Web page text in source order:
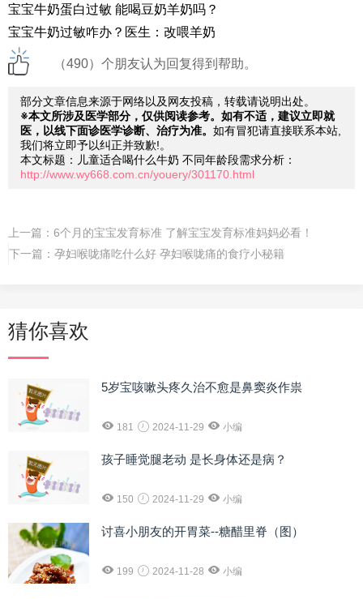
宝宝牛奶蛋白过敏 能喝豆奶羊奶吗？
宝宝牛奶过敏咋办？医生：改喂羊奶
（490）个朋友认为回复得到帮助。
部分文章信息来源于网络以及网友投稿，转载请说明出处。
※本文所涉及医学部分，仅供阅读参考。如有不适，建议立即就
医，以线下面诊医学诊断、治疗为准。 如有冒犯请直接联系本站,
我们将立即予以纠正并致歉!。
本文标题：儿童适合喝什么牛奶 不同年龄段需求分析：
http://www.wy668.com.cn/youery/301170.html
上一篇： 6个月的宝宝发育标准 了解宝宝发育标准妈妈必看！
下一篇： 孕妇喉咙痛吃什么好 孕妇喉咙痛的食疗小秘籍
猜你喜欢
5岁宝咳嗽头疼久治不愈是鼻窦炎作祟
181 2024-11-29 小编
孩子睡觉腿老动 是长身体还是病？
150 2024-11-29 小编
讨喜小朋友的开胃菜--糖醋里脊（图）
199 2024-11-28 小编